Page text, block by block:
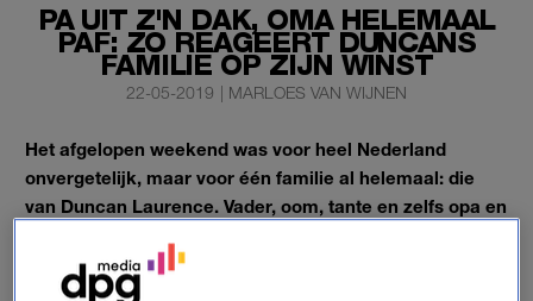
PA UIT Z'N DAK, OMA HELEMAAL
PAF: ZO REAGEERT DUNCANS
FAMILIE OP ZIJN WINST
22-05-2019 | MARLOES VAN WIJNEN
Het afgelopen weekend was voor heel Nederland
onvergetelijk, maar voor één familie al helemaal: die
van Duncan Laurence. Vader, oom, tante en zelfs opa en
En ze zijn (terecht) apetrots.